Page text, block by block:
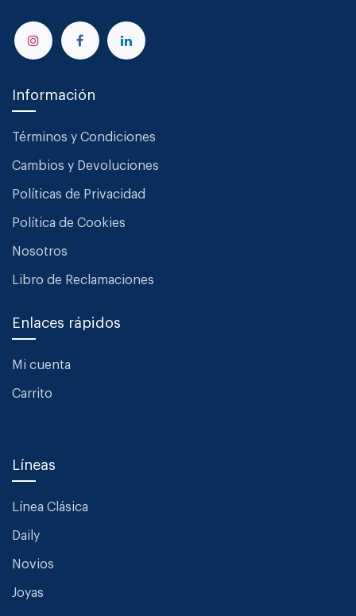
Información
Términos y Condiciones
Cambios y Devoluciones
Políticas de Privacidad
Política de Cookies
Nosotros
Libro de Reclamaciones
Enlaces rápidos
Mi cuenta
Carrito
Líneas
Línea Clásica
Daily
Novios
Joyas